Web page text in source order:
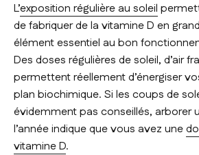
L’exposition régulière au soleil
de fabriquer de la vitamine D en
élément essentiel au bon
Des doses régulières de soleil, d’air
permettent réellement d’énergiser
plan biochimique. Si les coups de
évidemment pas conseillés, arborer
l’année indique que vous avez une
vitamine D.